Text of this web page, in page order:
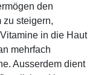
den
zu steigern,
in die Haut
mehrfach
Ausserdem dient